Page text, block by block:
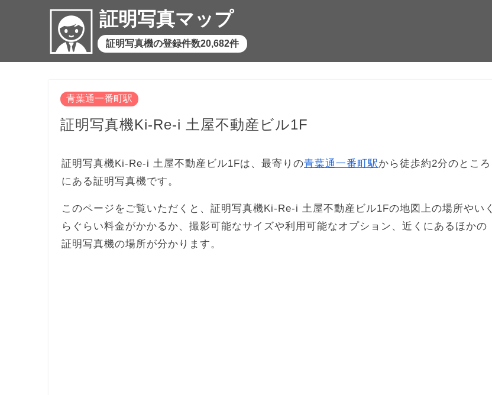
証明写真マップ
証明写真機の登録件数20,682件
青葉通一番町駅
証明写真機Ki-Re-i 土屋不動産ビル1F
証明写真機Ki-Re-i 土屋不動産ビル1Fは、最寄りの青葉通一番町駅から徒歩約2分のところ
にある証明写真機です。
このページをご覧いただくと、証明写真機Ki-Re-i 土屋不動産ビル1Fの地図上の場所やいく
らぐらい料金がかかるか、撮影可能なサイズや利用可能なオプション、近くにあるほかの
証明写真機の場所が分かります。